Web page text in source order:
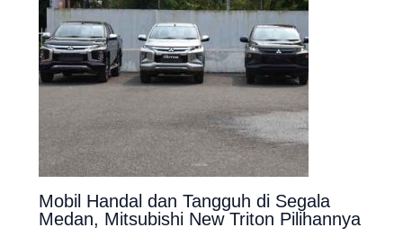
Mobil Handal dan Tangguh di Segala
Medan, Mitsubishi New Triton Pilihannya